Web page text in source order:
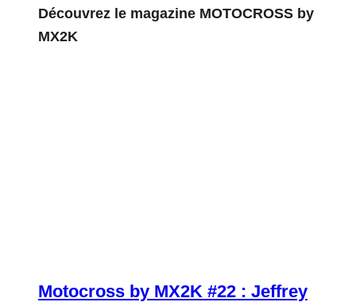
Découvrez le magazine MOTOCROSS by
MX2K
Motocross by MX2K #22 : Jeffrey